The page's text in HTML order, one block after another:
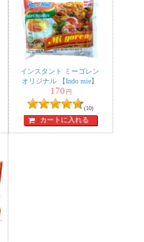
インスタント ミーゴレン
オリジナル 【Indo mie】
170 円
(10)
カートに入れる